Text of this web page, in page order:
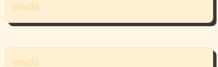
timur99
timur99